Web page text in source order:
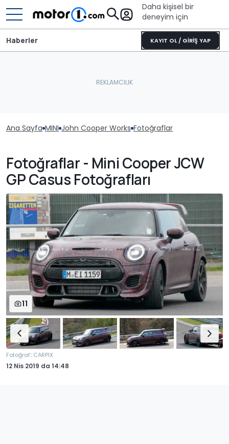
Daha kişisel bir
deneyim için
KAYIT OL / GİRİŞ YAP
Haberler
Ana Sayfa MINI John Cooper Works Fotoğraflar
Fotoğraflar - Mini Cooper JCW
GP Casus Fotoğrafları
11
Fotoğraf: CARPIX
12 Nis 2019 da 14:48